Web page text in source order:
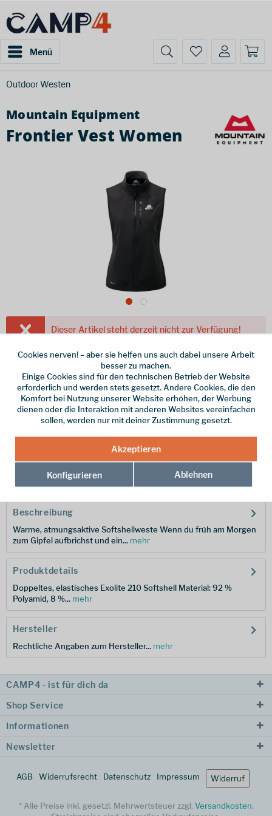
Menü
Outdoor Westen
Mountain Equipment
Frontier Vest Women
Dieser Artikel steht derzeit nicht zur Verfügung!
119,90 € *
inkl. MwSt. / Versandkostenfrei!
Farbe
Größe
Hersteller-Nr.: ME-001126-01004-14
Beschreibung
Warme, atmungsaktive Softshellweste Wenn du früh am Morgen
zum Gipfel aufbrichst und ein... mehr
Produktdetails
Doppeltes, elastisches Exolite 210 Softshell Material: 92 %
Polyamid, 8 %... mehr
Hersteller
Rechtliche Angaben zum Hersteller... mehr
CAMP4 - ist für dich da
Shop Service
Informationen
Newsletter
AGB Widerrufsrecht Datenschutz Impressum Widerruf
* Alle Preise inkl. gesetzl. Mehrwertsteuer zzgl. Versandkosten.
Cookies nerven! – aber sie helfen uns auch dabei unsere Arbeit
besser zu machen.
Einige Cookies sind für den technischen Betrieb der Website
erforderlich und werden stets gesetzt. Andere Cookies, die den
Komfort bei Nutzung unserer Website erhöhen, der Werbung
dienen oder die Interaktion mit anderen Websites vereinfachen
sollen, werden nur mit deiner Zustimmung gesetzt.
Akzeptieren
Konfigurieren Ablehnen